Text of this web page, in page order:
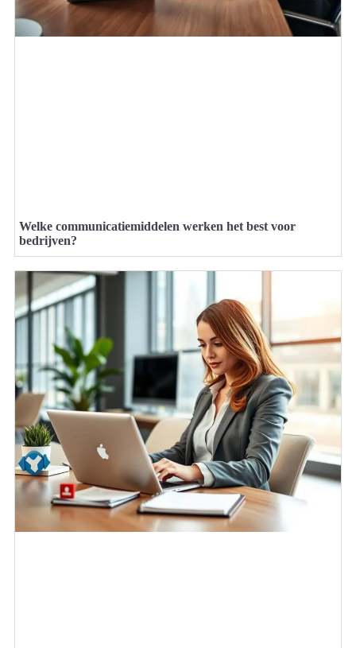
Welke communicatiemiddelen werken het best voor
bedrijven?